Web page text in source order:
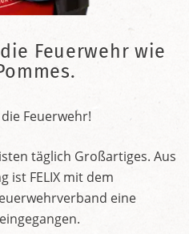
Feuerwehr wie
Feuerwehr!
täglich Großartiges. Aus
ist FELIX mit dem
eine